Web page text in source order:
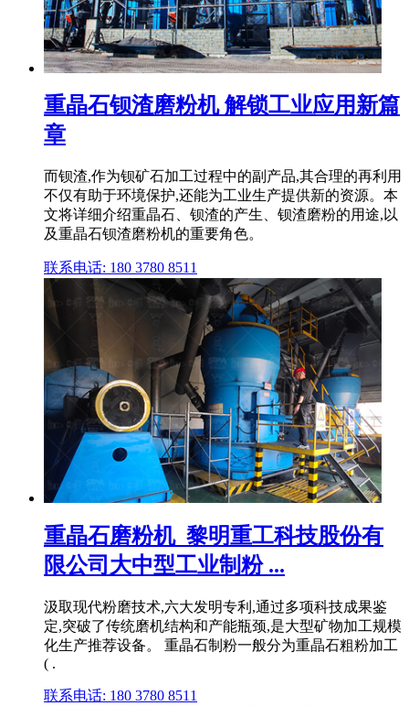
重晶石钡渣磨粉机 解锁工业应用新篇
章
而钡渣,作为钡矿石加工过程中的副产品,其合理的再利用
不仅有助于环境保护,还能为工业生产提供新的资源。本
文将详细介绍重晶石、钡渣的产生、钡渣磨粉的用途,以
及重晶石钡渣磨粉机的重要角色。
联系电话: 180 3780 8511
重晶石磨粉机_黎明重工科技股份有
限公司大中型工业制粉 ...
汲取现代粉磨技术,六大发明专利,通过多项科技成果鉴
定,突破了传统磨机结构和产能瓶颈,是大型矿物加工规模
化生产推荐设备。 重晶石制粉一般分为重晶石粗粉加工
( .
联系电话: 180 3780 8511